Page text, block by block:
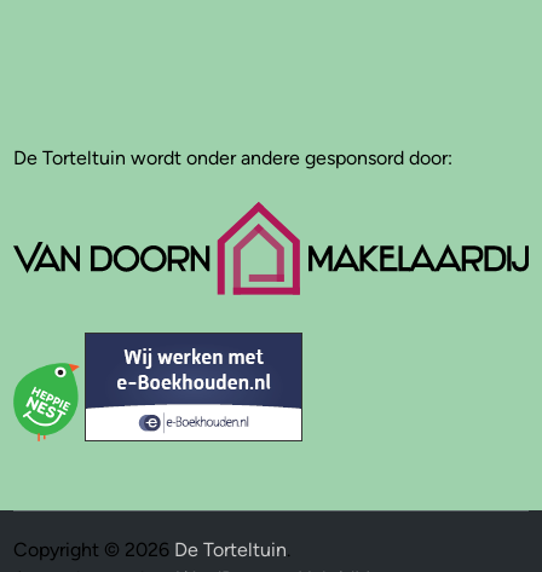
De Torteltuin wordt onder andere gesponsord door:
Copyright © 2026 De Torteltuin